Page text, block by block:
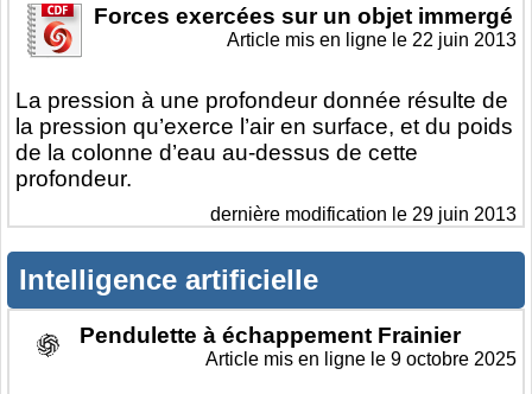
Forces exercées sur un objet immergé
La pression à une profondeur donnée résulte de
la pression qu’exerce l’air en surface, et du poids
de la colonne d’eau au-dessus de cette
profondeur.
Article mis en ligne le 22 juin 2013
dernière modification le 29 juin 2013
Intelligence artificielle
Pendulette à échappement Frainier
Article mis en ligne le 9 octobre 2025